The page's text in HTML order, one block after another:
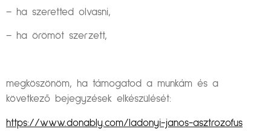
– ha szeretted olvasni,
– ha örömöt szerzett,
megköszönöm, ha támogatod a munkám és a
következő bejegyzések elkészülését:
https://www.donably.com/ladonyi-janos-asztrozofus